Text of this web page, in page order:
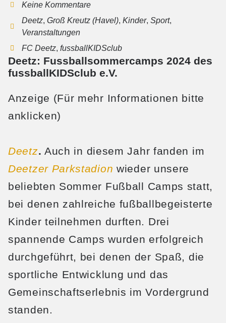
Keine Kommentare
Deetz, Groß Kreutz (Havel), Kinder, Sport,
Veranstaltungen
FC Deetz, fussballKIDSclub
Deetz: Fussballsommercamps 2024 des
fussballKIDSclub e.V.
Anzeige (Für mehr Informationen bitte
anklicken)
Deetz. Auch in diesem Jahr fanden im
Deetzer Parkstadion wieder unsere
beliebten Sommer Fußball Camps statt,
bei denen zahlreiche fußballbegeisterte
Kinder teilnehmen durften. Drei
spannende Camps wurden erfolgreich
durchgeführt, bei denen der Spaß, die
sportliche Entwicklung und das
Gemeinschaftserlebnis im Vordergrund
standen.